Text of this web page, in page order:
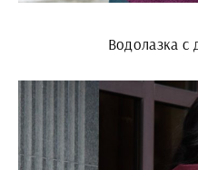
Водолазка